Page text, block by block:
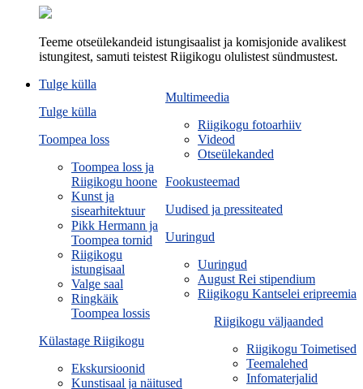
Teeme otseülekandeid istungisaalist ja komisjonide avalikest
istungitest, samuti teistest Riigikogu olulistest sündmustest.
Multimeedia
Riigikogu fotoarhiiv
Videod
Otseülekanded
Fookusteemad
Uudised ja pressiteated
Uuringud
Uuringud
August Rei stipendium
Riigikogu Kantselei eripreemia
Riigikogu väljaanded
Riigikogu Toimetised
Teemalehed
Infomaterjalid
Tulge külla
Tulge külla
Toompea loss
Toompea loss ja
Riigikogu hoone
Kunst ja
sisearhitektuur
Pikk Hermann ja
Toompea tornid
Riigikogu
istungisaal
Valge saal
Ringkäik
Toompea lossis
Külastage Riigikogu
Ekskursioonid
Kunstisaal ja näitused